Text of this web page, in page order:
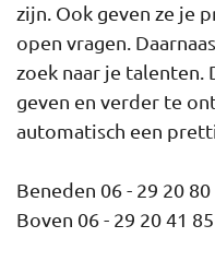
zijn. Ook geven ze je
open vragen.
zoek naar je
geven en verder te
automatisch een
Beneden 06 - 29 20 80
Boven 06 - 29 20 41 85